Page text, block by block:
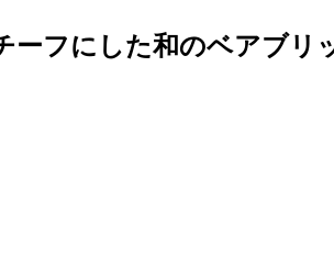
ーフにした和のベアブリ